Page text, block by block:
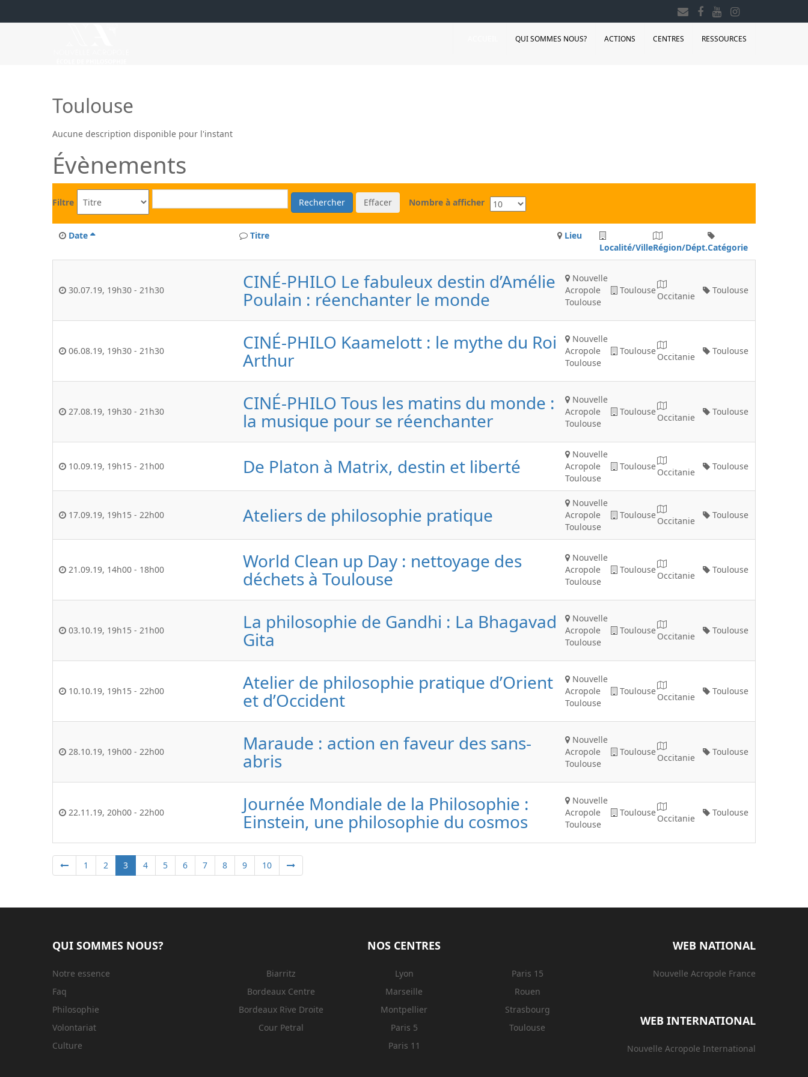
QUI SOMMES NOUS? ACTIONS CENTRES RESSOURCES
Toulouse
Aucune description disponible pour l'instant
Évènements
Filtre Rechercher Effacer Nombre à afficher
Date Titre
Lieu
Localité/VilleRégion/Dépt.Catégorie
30.07.19, 19h30 - 21h30 CINÉ-PHILO Le fabuleux destin d’Amélie
Poulain : réenchanter le monde
Nouvelle
Acropole
Toulouse
Toulouse
Occitanie
Toulouse
06.08.19, 19h30 - 21h30 CINÉ-PHILO Kaamelott : le mythe du Roi
Arthur
Nouvelle
Acropole
Toulouse
Toulouse
Occitanie
Toulouse
27.08.19, 19h30 - 21h30 CINÉ-PHILO Tous les matins du monde :
la musique pour se réenchanter
Nouvelle
Acropole
Toulouse
Toulouse
Occitanie
Toulouse
10.09.19, 19h15 - 21h00 De Platon à Matrix, destin et liberté
Nouvelle
Acropole
Toulouse
Toulouse
Occitanie
Toulouse
17.09.19, 19h15 - 22h00 Ateliers de philosophie pratique
Nouvelle
Acropole
Toulouse
Toulouse
Occitanie
Toulouse
21.09.19, 14h00 - 18h00 World Clean up Day : nettoyage des
déchets à Toulouse
Nouvelle
Acropole
Toulouse
Toulouse
Occitanie
Toulouse
03.10.19, 19h15 - 21h00 La philosophie de Gandhi : La Bhagavad
Gita
Nouvelle
Acropole
Toulouse
Toulouse
Occitanie
Toulouse
10.10.19, 19h15 - 22h00 Atelier de philosophie pratique d’Orient
et d’Occident
Nouvelle
Acropole
Toulouse
Toulouse
Occitanie
Toulouse
28.10.19, 19h00 - 22h00 Maraude : action en faveur des sans-
abris
Nouvelle
Acropole
Toulouse
Toulouse
Occitanie
Toulouse
22.11.19, 20h00 - 22h00 Journée Mondiale de la Philosophie :
Einstein, une philosophie du cosmos
Nouvelle
Acropole
Toulouse
Toulouse
Occitanie
Toulouse
1 2 3 4 5 6 7 8 9 10
QUI SOMMES NOUS?
Notre essence
Faq
Philosophie
Volontariat
Culture
NOS CENTRES
Biarritz
Bordeaux Centre
Bordeaux Rive Droite
Cour Petral
Lyon
Marseille
Montpellier
Paris 5
Paris 11
Paris 15
Rouen
Strasbourg
Toulouse
WEB NATIONAL
Nouvelle Acropole France
WEB INTERNATIONAL
Nouvelle Acropole International